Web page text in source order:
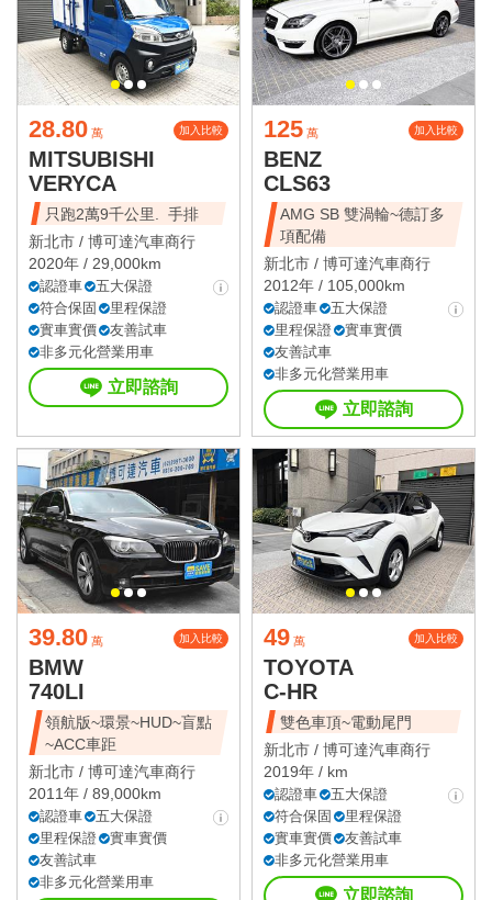
28.80 萬 加入比較
MITSUBISHI
VERYCA
只跑2萬9千公里. 手排
新北市 / 博可達汽車商行
2020年 / 29,000km
認證車
五大保證
符合保固
里程保證
實車實價
友善試車
非多元化營業用車
立即諮詢
125 萬 加入比較
BENZ
CLS63
AMG SB 雙渦輪~德訂多
項配備
新北市 / 博可達汽車商行
2012年 / 105,000km
認證車
五大保證
里程保證
實車實價
友善試車
非多元化營業用車
立即諮詢
39.80 萬 加入比較
BMW
740LI
領航版~環景~HUD~盲點
~ACC車距
新北市 / 博可達汽車商行
2011年 / 89,000km
認證車
五大保證
里程保證
實車實價
友善試車
非多元化營業用車
49 萬 加入比較
TOYOTA
C-HR
雙色車頂~電動尾門
新北市 / 博可達汽車商行
2019年 / km
認證車
五大保證
符合保固
里程保證
實車實價
友善試車
非多元化營業用車
立即諮詢